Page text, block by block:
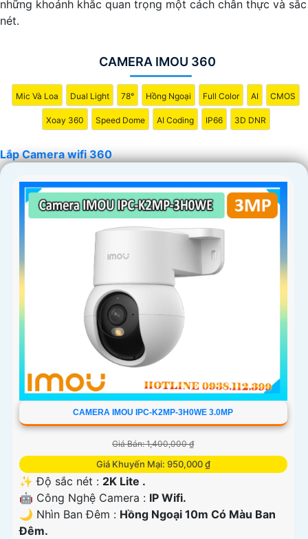
những khoảnh khắc quan trọng một cách chân thực và sắc
nét.
CAMERA IMOU 360
Mic Và Loa Dual Light 78° Hồng Ngoại Full Color AI CMOS
Xoay 360 Speed Dome AI Coding IP66 3D DNR
Lắp Camera wifi 360
CAMERA IMOU IPC-K2MP-3H0WE 3.0MP
Giá Bán: 1,400,000 ₫
Giá Khuyến Mại: 950,000 ₫
✨ Độ sắc nét : 2K Lite .
🤖️ Công Nghệ Camera : IP Wifi.
🌙 Nhìn Ban Đêm : Hồng Ngoại 10m Có Màu Ban
Ðêm.